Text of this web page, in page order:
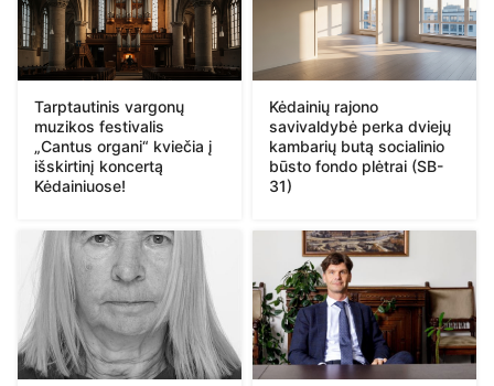
Tarptautinis vargonų
muzikos festivalis
„Cantus organi“ kviečia į
išskirtinį koncertą
Kėdainiuose!
Kėdainių rajono
savivaldybė perka dviejų
kambarių butą socialinio
būsto fondo plėtrai (SB-
31)